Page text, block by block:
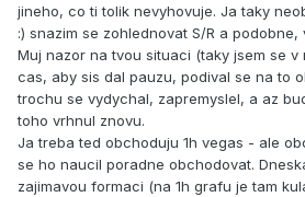
jineho, co ti tolik nevyhovuje. Ja taky
:) snazim se zohlednovat S/R a
Muj nazor na tvou situaci (taky jsem se v
cas, aby sis dal pauzu, podival se na to
trochu se vydychal, zapremyslel, a az
toho vrhnul znovu.
Ja treba ted obchoduju 1h vegas - ale
se ho naucil poradne obchodovat.
zajimavou formaci (na 1h grafu je tam